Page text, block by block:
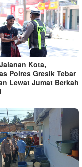
Kota,
Polres Gresik Tebar
Lewat Jumat Berkah